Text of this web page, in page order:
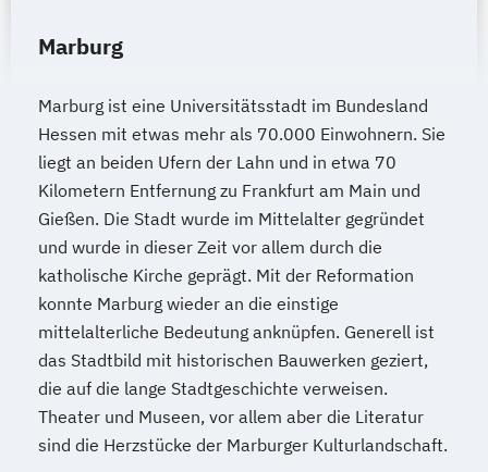
Marburg
Marburg ist eine Universitätsstadt im Bundesland
Hessen mit etwas mehr als 70.000 Einwohnern. Sie
liegt an beiden Ufern der Lahn und in etwa 70
Kilometern Entfernung zu Frankfurt am Main und
Gießen. Die Stadt wurde im Mittelalter gegründet
und wurde in dieser Zeit vor allem durch die
katholische Kirche geprägt. Mit der Reformation
konnte Marburg wieder an die einstige
mittelalterliche Bedeutung anknüpfen. Generell ist
das Stadtbild mit historischen Bauwerken geziert,
die auf die lange Stadtgeschichte verweisen.
Theater und Museen, vor allem aber die Literatur
sind die Herzstücke der Marburger Kulturlandschaft.